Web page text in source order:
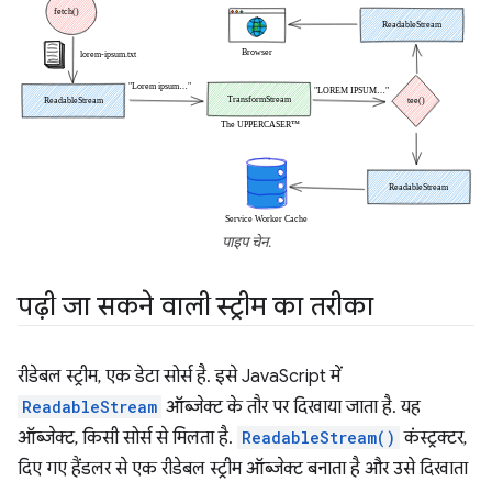
पाइप चेन.
पढ़ी जा सकने वाली स्ट्रीम का तरीका
रीडेबल स्ट्रीम, एक डेटा सोर्स है. इसे JavaScript में
ReadableStream ऑब्जेक्ट के तौर पर दिखाया जाता है. यह
ऑब्जेक्ट, किसी सोर्स से मिलता है. ReadableStream() कंस्ट्रक्टर,
दिए गए हैंडलर से एक रीडेबल स्ट्रीम ऑब्जेक्ट बनाता है और उसे दिखाता